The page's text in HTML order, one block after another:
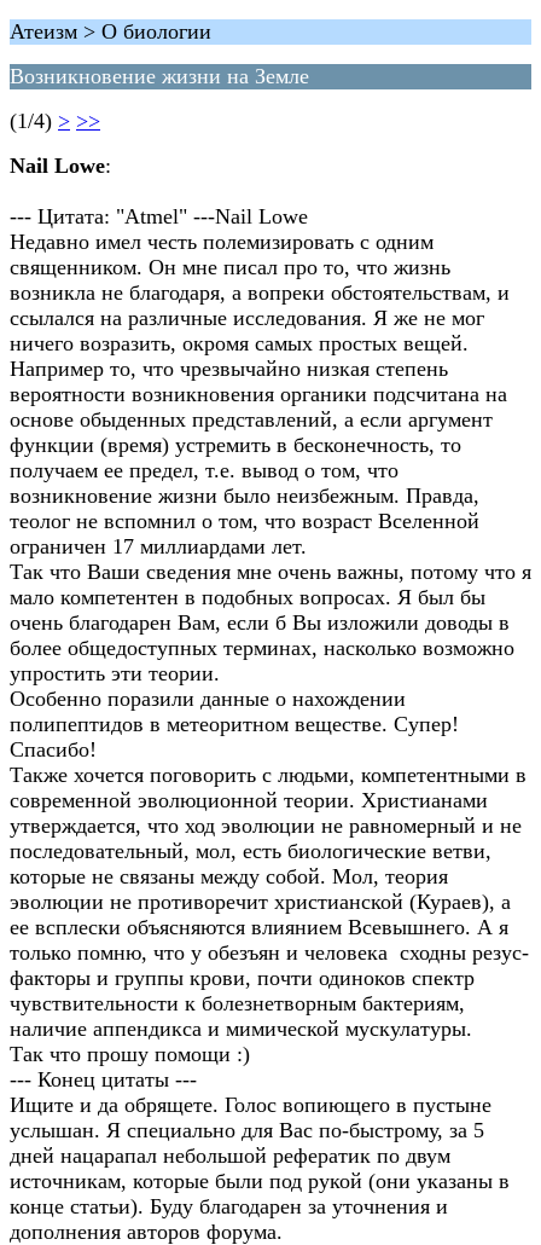
Атеизм > О биологии
Возникновение жизни на Земле
(1/4) > >>
Nail Lowe:
--- Цитата: "Atmel" ---Nail Lowe
Недавно имел честь полемизировать с одним
священником. Он мне писал про то, что жизнь
возникла не благодаря, а вопреки обстоятельствам, и
ссылался на различные исследования. Я же не мог
ничего возразить, окромя самых простых вещей.
Например то, что чрезвычайно низкая степень
вероятности возникновения органики подсчитана на
основе обыденных представлений, а если аргумент
функции (время) устремить в бесконечность, то
получаем ее предел, т.е. вывод о том, что
возникновение жизни было неизбежным. Правда,
теолог не вспомнил о том, что возраст Вселенной
ограничен 17 миллиардами лет.
Так что Ваши сведения мне очень важны, потому что я
мало компетентен в подобных вопросах. Я был бы
очень благодарен Вам, если б Вы изложили доводы в
более общедоступных терминах, насколько возможно
упростить эти теории.
Особенно поразили данные о нахождении
полипептидов в метеоритном веществе. Супер!
Спасибо!
Также хочется поговорить с людьми, компетентными в
современной эволюционной теории. Христианами
утверждается, что ход эволюции не равномерный и не
последовательный, мол, есть биологические ветви,
которые не связаны между собой. Мол, теория
эволюции не противоречит христианской (Кураев), а
ее всплески объясняются влиянием Всевышнего. А я
только помню, что у обезъян и человека сходны резус-
факторы и группы крови, почти одиноков спектр
чувствительности к болезнетворным бактериям,
наличие аппендикса и мимической мускулатуры.
Так что прошу помощи :)
--- Конец цитаты ---
Ищите и да обрящете. Голос вопиющего в пустыне
услышан. Я специально для Вас по-быстрому, за 5
дней нацарапал небольшой рефератик по двум
источникам, которые были под рукой (они указаны в
конце статьи). Буду благодарен за уточнения и
дополнения авторов форума.